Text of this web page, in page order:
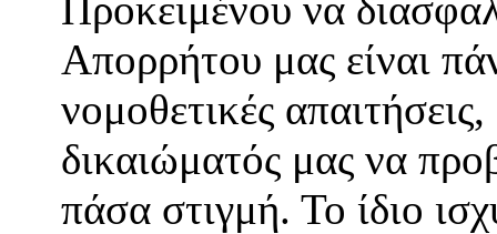
Απορρήτου μας είναι
νομοθετικές
δικαιώματός μας να
πάσα στιγμή. Το ίδιο